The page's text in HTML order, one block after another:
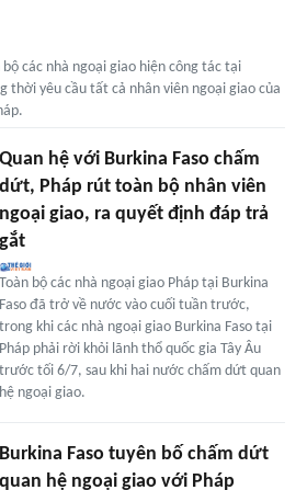
các nhà ngoại giao hiện công tác tại
thời yêu cầu tất cả nhân viên ngoại giao của
Quan hệ với Burkina Faso chấm
dứt, Pháp rút toàn bộ nhân viên
ngoại giao, ra quyết định đáp trả
gắt
Toàn bộ các nhà ngoại giao Pháp tại Burkina
Faso đã trở về nước vào cuối tuần trước,
trong khi các nhà ngoại giao Burkina Faso tại
Pháp phải rời khỏi lãnh thổ quốc gia Tây Âu
trước tối 6/7, sau khi hai nước chấm dứt quan
hệ ngoại giao.
Burkina Faso tuyên bố chấm dứt
quan hệ ngoại giao với Pháp